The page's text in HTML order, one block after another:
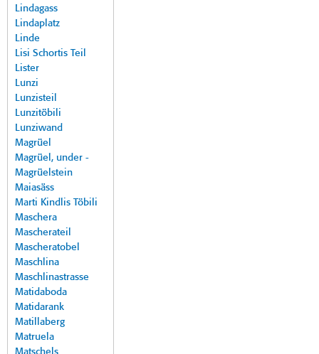
Lindagass
Lindaplatz
Linde
Lisi Schortis Teil
Lister
Lunzi
Lunzisteil
Lunzitöbili
Lunziwand
Magrüel
Magrüel, under -
Magrüelstein
Maiasäss
Marti Kindlis Töbili
Maschera
Mascherateil
Mascheratobel
Maschlina
Maschlinastrasse
Matidaboda
Matidarank
Matillaberg
Matruela